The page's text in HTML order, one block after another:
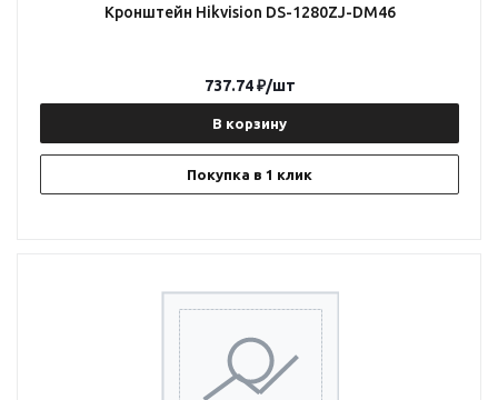
Кронштейн Hikvision DS-1280ZJ-DM46
В корзину
Покупка в 1 клик
737.74₽/шт